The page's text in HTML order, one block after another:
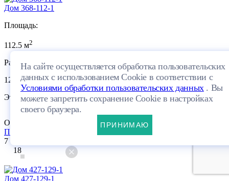
Дом 368-112-1
Площадь:
112.5 м2
Размеры:
12.91×15.32м
Этажей:
Одноэтажный
ПЛАНИРОВКА
Посмотреть проект
7 788 600 руб.
18
Дом 427-129-1
На сайте осуществляется обработка пользовательских
данных с использованием Cookie в соответствии с
Условиями обработки пользовательских данных. Вы
можете запретить сохранение Cookie в настройках
своего браузера.
ПРИНИМАЮ